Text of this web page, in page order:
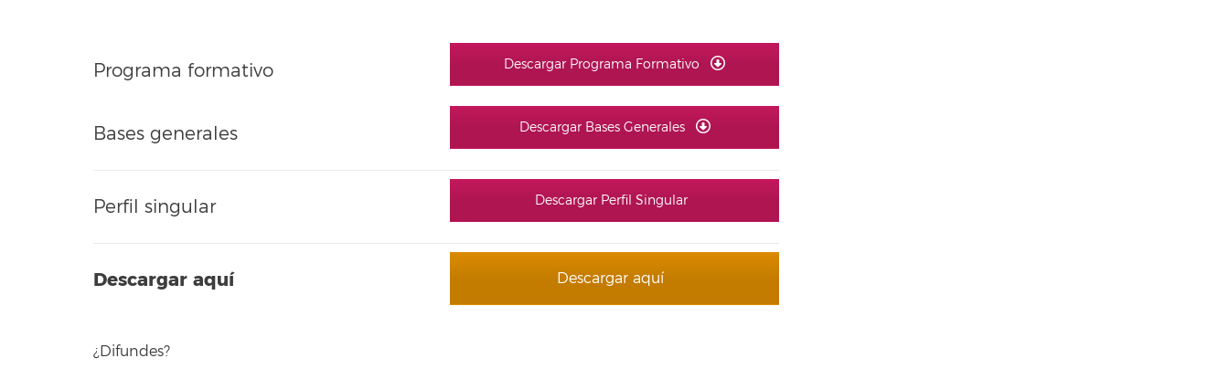
Programa formativo Descargar Programa Formativo
Bases generales Descargar Bases Generales
Perfil singular Descargar Perfil Singular
Descargar aquí Descargar aquí
¿Difundes?